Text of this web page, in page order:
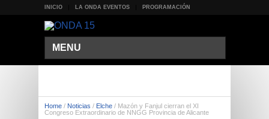
INICIO LA ONDA EVENTOS PROGRAMACIÓN
MENU
Home / Noticias / Elche / Mazón y Fanjul cierran el XI
Congreso Extraordinario de NNGG Provincia de Alicante